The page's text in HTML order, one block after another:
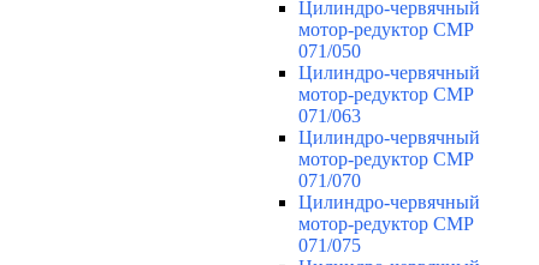
Цилиндро-червячный
мотор-редуктор CMP
071/050
Цилиндро-червячный
мотор-редуктор CMP
071/063
Цилиндро-червячный
мотор-редуктор CMP
071/070
Цилиндро-червячный
мотор-редуктор CMP
071/075